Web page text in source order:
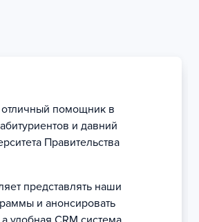
отличный помощник в
и давний
Правительства
представлять наши
и анонсировать